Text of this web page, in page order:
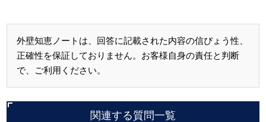
外壁知恵ノートは、回答に記載された内容の信ぴょう性、
正確性を保証しておりません。お客様自身の責任と判断
で、ご利用ください。
関連する質問一覧